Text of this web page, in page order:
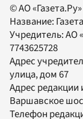
© АО
Название:
Учредитель:АО
7743625728
Адрес
улица, дом 67
Адрес редакции
Варшавское
Телефон